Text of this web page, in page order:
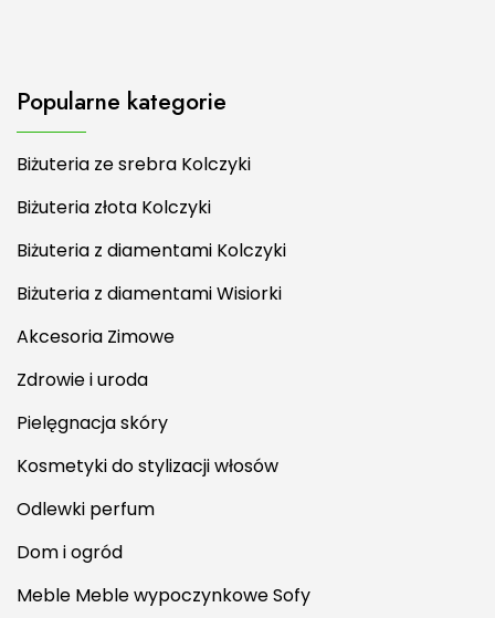
Popularne kategorie
Biżuteria ze srebra Kolczyki
Biżuteria złota Kolczyki
Biżuteria z diamentami Kolczyki
Biżuteria z diamentami Wisiorki
Akcesoria Zimowe
Zdrowie i uroda
Pielęgnacja skóry
Kosmetyki do stylizacji włosów
Odlewki perfum
Dom i ogród
Meble Meble wypoczynkowe Sofy